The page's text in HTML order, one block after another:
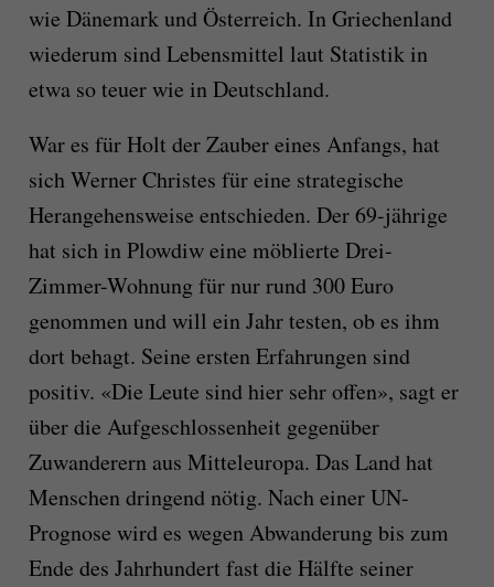
wie Dänemark und Österreich. In Griechenland
wiederum sind Lebensmittel laut Statistik in
etwa so teuer wie in Deutschland.
War es für Holt der Zauber eines Anfangs, hat
sich Werner Christes für eine strategische
Herangehensweise entschieden. Der 69-jährige
hat sich in Plowdiw eine möblierte Drei-
Zimmer-Wohnung für nur rund 300 Euro
genommen und will ein Jahr testen, ob es ihm
dort behagt. Seine ersten Erfahrungen sind
positiv. «Die Leute sind hier sehr offen», sagt er
über die Aufgeschlossenheit gegenüber
Zuwanderern aus Mitteleuropa. Das Land hat
Menschen dringend nötig. Nach einer UN-
Prognose wird es wegen Abwanderung bis zum
Ende des Jahrhundert fast die Hälfte seiner